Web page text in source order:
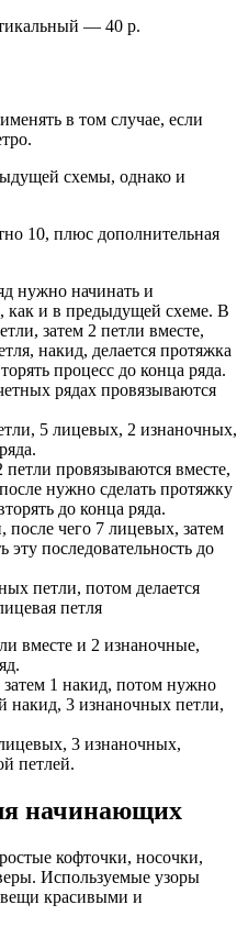
— 40 р.
в том случае, если
схемы, однако и
10, плюс дополнительная
нужно начинать и
как и в предыдущей схеме. В
затем 2 петли вместе,
накид, делается протяжка
процесс до конца ряда.
рядах провязываются
5 лицевых, 2 изнаночных,
провязываются вместе,
нужно сделать протяжку
до конца ряда.
чего 7 лицевых, затем
эту последовательность до
петли, потом делается
петля
вместе и 2 изнаночные,
1 накид, потом нужно
накид, 3 изнаночных петли,
3 изнаночных,
петлей.
начинающих
кофточки, носочки,
Используемые узоры
вещи красивыми и